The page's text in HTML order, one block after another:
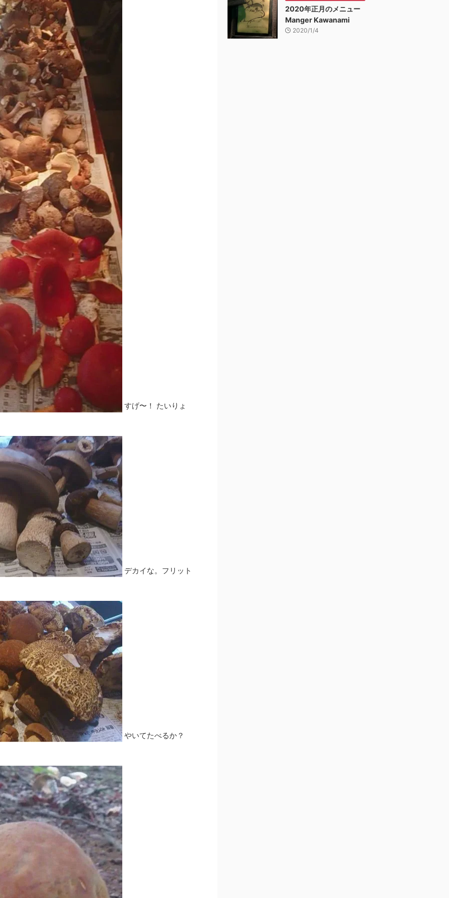
すげ〜！ たいりょ
デカイな。フリット
やいてたべるか？
2020年正月のメニュー
Manger Kawanami
2020/1/4